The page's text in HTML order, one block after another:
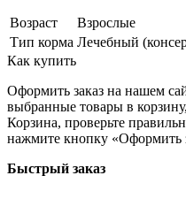
Возраст
Взрослые
Тип корма Лечебный
Как купить
Оформить заказ на нашем
выбранные товары в
Корзина, проверьте
нажмите кнопку «Оформить
Быстрый заказ